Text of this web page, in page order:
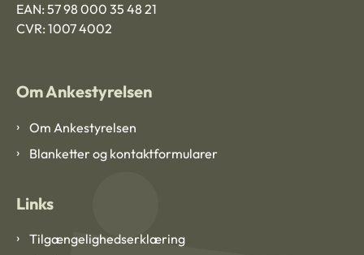
EAN: 57 98 000 35 48 21
CVR: 1007 4002
Om Ankestyrelsen
Om Ankestyrelsen
Blanketter og kontaktformularer
Links
Tilgængelighedserklæring